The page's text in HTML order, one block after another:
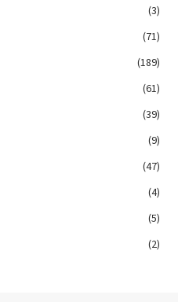
(3)
(71)
(189)
(61)
(39)
(9)
(47)
(4)
(5)
(2)